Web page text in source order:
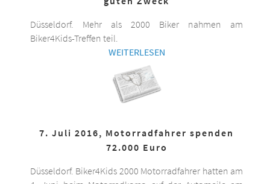
Düsseldorf. Mehr als 2000 Biker nahmen am
Biker4Kids-Treffen teil.
WEITERLESEN
7. Juli 2016, Motorradfahrer spenden
72.000 Euro
Düsseldorf. Biker4Kids 2000 Motorradfahrer hatten am